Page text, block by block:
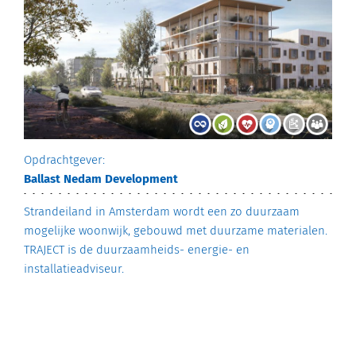
Opdrachtgever:
Ballast Nedam Development
Strandeiland in Amsterdam wordt een zo duurzaam
mogelijke woonwijk, gebouwd met duurzame materialen.
TRAJECT is de duurzaamheids- energie- en
installatieadviseur.